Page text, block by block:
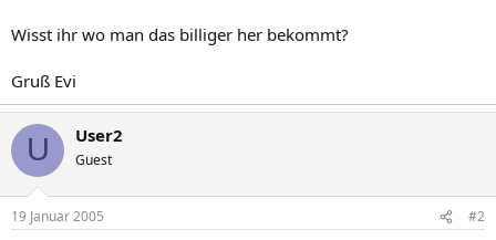
Wisst ihr wo man das billiger her bekommt?
Gruß Evi
U User2
Guest
19 Januar 2005 #2